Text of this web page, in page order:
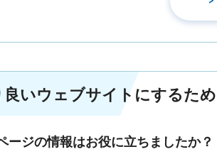
良いウェブサイトにするた
ージの情報はお役に立ちましたか？